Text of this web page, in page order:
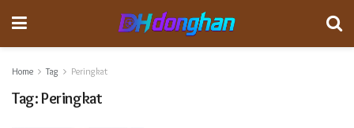
Home Tag Peringkat
Tag:Peringkat